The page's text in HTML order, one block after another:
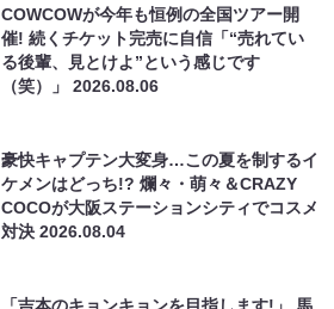
COWCOWが今年も恒例の全国ツアー開
催! 続くチケット完売に自信「“売れてい
る後輩、見とけよ”という感じです
（笑）」2026.08.06
豪快キャプテン大変身…この夏を制するイ
ケメンはどっち!? 爛々・萌々＆CRAZY
COCOが大阪ステーションシティでコスメ
対決2026.08.04
「吉本のキョンキョンを目指します!」 馬